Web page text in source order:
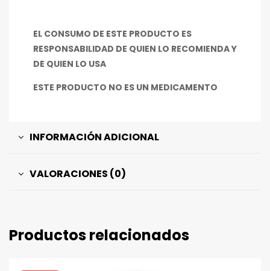
EL CONSUMO DE ESTE PRODUCTO ES
RESPONSABILIDAD DE QUIEN LO RECOMIENDA Y
DE QUIEN LO USA
ESTE PRODUCTO NO ES UN MEDICAMENTO
INFORMACIÓN ADICIONAL
VALORACIONES (0)
Productos relacionados